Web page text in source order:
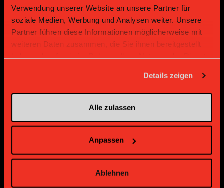
Verwendung unserer Website an unsere Partner für
soziale Medien, Werbung und Analysen weiter. Unsere
Partner führen diese Informationen möglicherweise mit
weiteren Daten zusammen, die Sie ihnen bereitgestellt
Details zeigen
Alle zulassen
Anpassen
Ablehnen
Bronze Partner